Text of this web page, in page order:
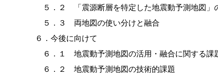
５．２　「震源断層を特定した地震動予測地図」
５．３　両地図の使い分けと融合
６．今後に向けて
６．１　地震動予測地図の活用・融合に関する課
６．２　地震動予測地図の技術的課題